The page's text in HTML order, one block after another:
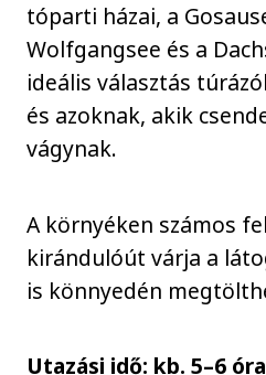
tóparti házai, a
Wolfgangsee és a
ideális választás
és azoknak, akik
vágynak.
A környéken számos
kirándulóút várja a
is könnyedén
Utazási idő: kb. 5–6